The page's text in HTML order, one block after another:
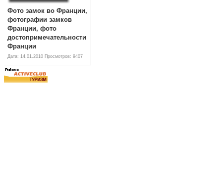
Фото замок во Франции,
фотографии замков
Франции, фото
достопримечательности
Франции
Дата: 14.01.2010 Просмотров: 9407